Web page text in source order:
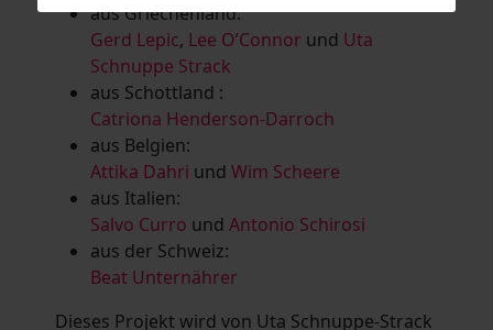
aus Griechenland:
Gerd Lepic, Lee O’Connor und Uta
Schnuppe Strack
aus Schottland :
Catriona Henderson-Darroch
aus Belgien:
Attika Dahri und Wim Scheere
aus Italien:
Salvo Curro und Antonio Schirosi
aus der Schweiz:
Beat Unternährer
Dieses Projekt wird von Uta Schnuppe-Strack